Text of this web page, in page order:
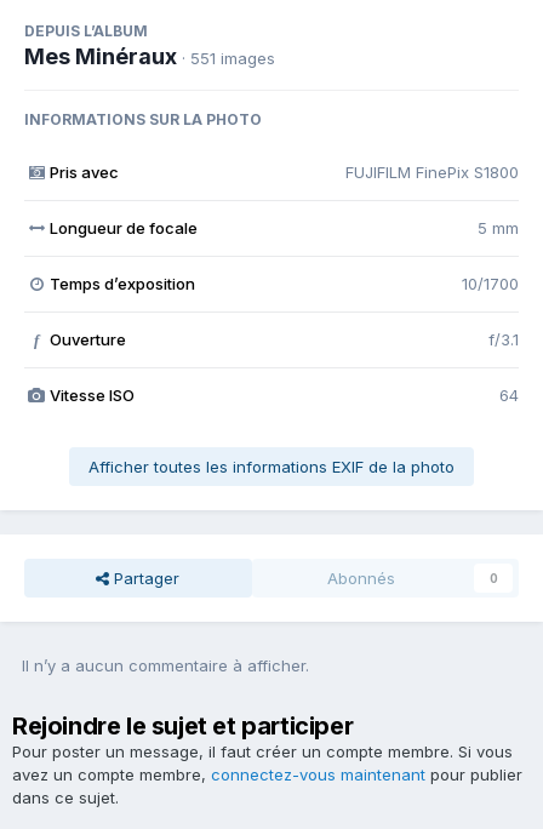
DEPUIS L’ALBUM
Mes Minéraux · 551 images
INFORMATIONS SUR LA PHOTO
Pris avec FUJIFILM FinePix S1800
Longueur de focale 5 mm
Temps d’exposition 10/1700
f Ouverture f/3.1
Vitesse ISO 64
Afficher toutes les informations EXIF de la photo
Partager Abonnés 0
Il n’y a aucun commentaire à afficher.
Rejoindre le sujet et participer
Pour poster un message, il faut créer un compte membre. Si vous
avez un compte membre, connectez-vous maintenant pour publier
dans ce sujet.